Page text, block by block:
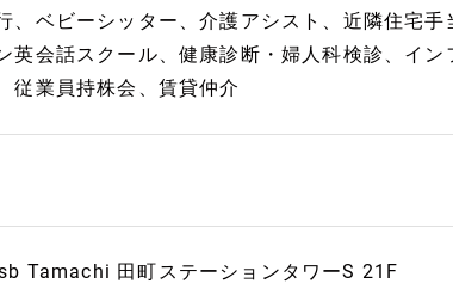
、ベビーシッター、介護アシスト、近隣住宅手
英会話スクール、健康診断・婦人科検診、イン
従業員持株会、賃貸仲介
Tamachi 田町ステーションタワーS 21F